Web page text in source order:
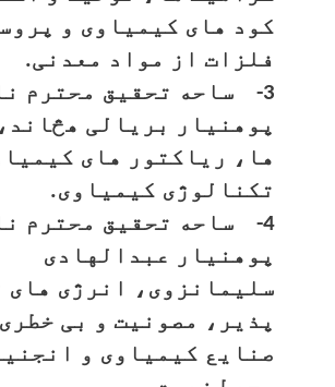
کود های کیمیاوی و
فلزات از مواد معدنی.
3- ساحه تحقیق محترم
پوهنیار بریالی
ها، ریاکتور های
تکنالوژی کیمیاوی.
4- ساحه تحقیق محترم
پوهنیار عبدالهادی
سلیمانزوی، انرژی های
پذیر، مصونیت و بی خطری
صنایع کیمیاوی و